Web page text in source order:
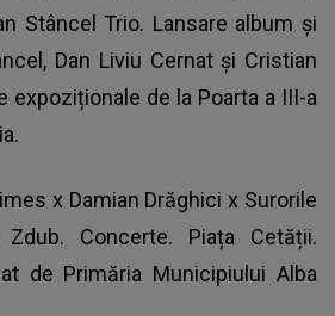
Stâncel Trio. Lansare album și
Dan Liviu Cernat și Cristian
expoziționale de la Poarta a III-a
x Damian Drăghici x Surorile
Concerte. Piața Cetății.
de Primăria Municipiului Alba